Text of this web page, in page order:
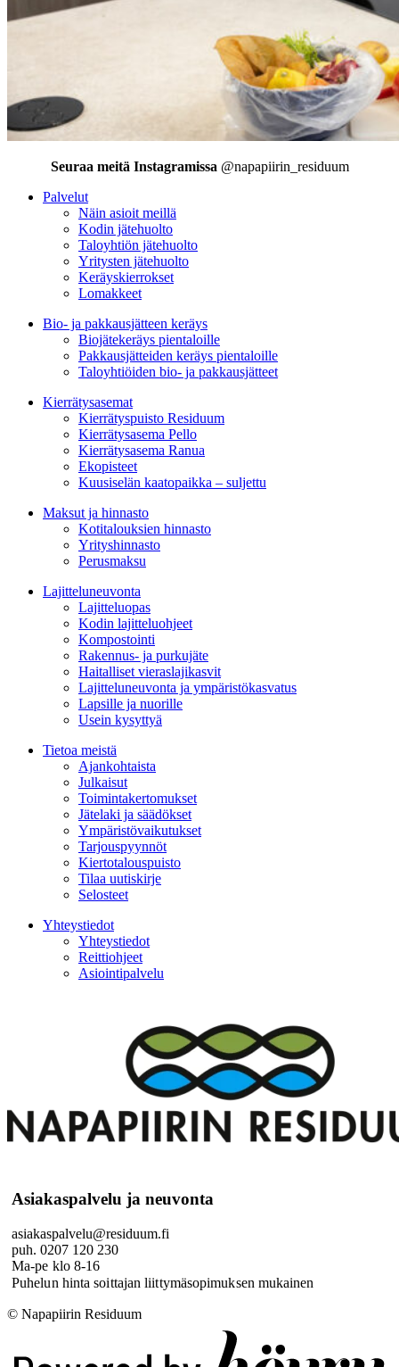
Seuraa meitä Instagramissa @napapiirin_residuum
Palvelut
Näin asioit meillä
Kodin jätehuolto
Taloyhtiön jätehuolto
Yritysten jätehuolto
Keräyskierrokset
Lomakkeet
Bio- ja pakkausjätteen keräys
Biojätekeräys pientaloille
Pakkausjätteiden keräys pientaloille
Taloyhtiöiden bio- ja pakkausjätteet
Kierrätysasemat
Kierrätyspuisto Residuum
Kierrätysasema Pello
Kierrätysasema Ranua
Ekopisteet
Kuusiselän kaatopaikka – suljettu
Maksut ja hinnasto
Kotitalouksien hinnasto
Yrityshinnasto
Perusmaksu
Lajitteluneuvonta
Lajitteluopas
Kodin lajitteluohjeet
Kompostointi
Rakennus- ja purkujäte
Haitalliset vieraslajikasvit
Lajitteluneuvonta ja ympäristökasvatus
Lapsille ja nuorille
Usein kysyttyä
Tietoa meistä
Ajankohtaista
Julkaisut
Toimintakertomukset
Jätelaki ja säädökset
Ympäristövaikutukset
Tarjouspyynnöt
Kiertotalouspuisto
Tilaa uutiskirje
Selosteet
Yhteystiedot
Yhteystiedot
Reittiohjeet
Asiointipalvelu
Asiakaspalvelu ja neuvonta
asiakaspalvelu@residuum.fi
puh. 0207 120 230
Ma-pe klo 8-16
Puhelun hinta soittajan liittymäsopimuksen mukainen
© Napapiirin Residuum